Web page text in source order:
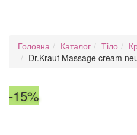
Головна Каталог Тіло
Dr.Kraut Massage cream
-15%